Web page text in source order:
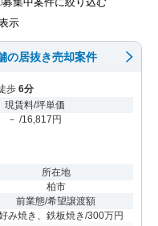
示
の居抜き売却案件
歩 6分
現賃料/坪単価
－ /16,817円
所在地
柏市
前業態/希望譲渡額
み焼き、鉄板焼き/300万円